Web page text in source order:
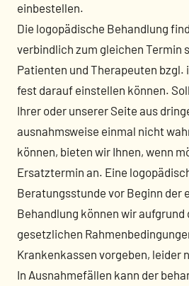
einbestellen.
Die logopädische Behandlung
verbindlich zum gleichen Termin
Patienten und Therapeuten bzgl.
fest darauf einstellen können.
Ihrer oder unserer Seite aus
ausnahmsweise einmal nicht
können, bieten wir Ihnen, wenn
Ersatztermin an. Eine
Beratungsstunde vor Beginn der
Behandlung können wir
gesetzlichen
Krankenkassen vorgeben, leider
In Ausnahmefällen kann der